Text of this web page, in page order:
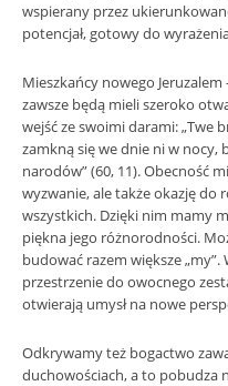
wspierany przez
potencjał, gotowy do
Mieszkańcy nowego
zawsze będą mieli szeroko
wejść ze swoimi darami: „Twe
zamkną się we dnie ni w nocy,
narodów” (60, 11). Obecność
wyzwanie, ale także okazję
wszystkich. Dzięki nim mamy
piękna jego różnorodności.
budować razem większe
przestrzenie do owocnego
otwierają umysł na nowe
Odkrywamy też bogactwo
duchowościach, a to pobudza